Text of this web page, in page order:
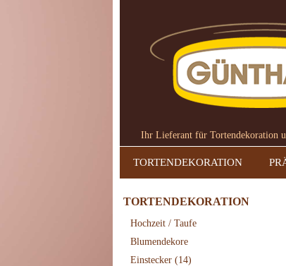
Ihr Lieferant für Tortendekoration
TORTENDEKORATION
TORTENDEKORATION
Hochzeit / Taufe
Blumendekore
Einstecker (14)